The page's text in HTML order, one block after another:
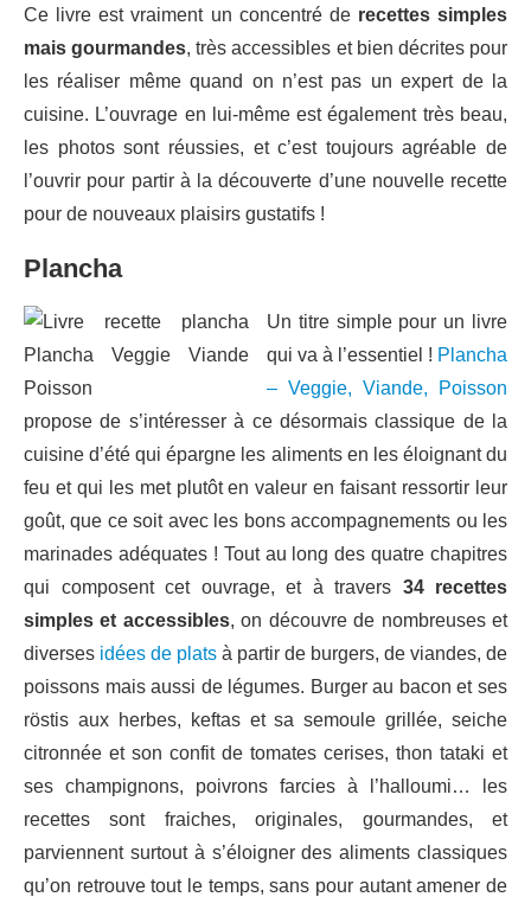
Ce livre est vraiment un concentré de recettes simples
mais gourmandes, très accessibles et bien décrites pour
les réaliser même quand on n’est pas un expert de la
cuisine. L’ouvrage en lui-même est également très beau,
les photos sont réussies, et c’est toujours agréable de
l’ouvrir pour partir à la découverte d’une nouvelle recette
pour de nouveaux plaisirs gustatifs !
Plancha
Un titre simple pour un livre
qui va à l’essentiel ! Plancha
– Veggie, Viande, Poisson
propose de s’intéresser à ce désormais classique de la
cuisine d’été qui épargne les aliments en les éloignant du
feu et qui les met plutôt en valeur en faisant ressortir leur
goût, que ce soit avec les bons accompagnements ou les
marinades adéquates ! Tout au long des quatre chapitres
qui composent cet ouvrage, et à travers 34 recettes
simples et accessibles, on découvre de nombreuses et
diverses idées de plats à partir de burgers, de viandes, de
poissons mais aussi de légumes. Burger au bacon et ses
röstis aux herbes, keftas et sa semoule grillée, seiche
citronnée et son confit de tomates cerises, thon tataki et
ses champignons, poivrons farcies à l’halloumi… les
recettes sont fraiches, originales, gourmandes, et
parviennent surtout à s’éloigner des aliments classiques
qu’on retrouve tout le temps, sans pour autant amener de